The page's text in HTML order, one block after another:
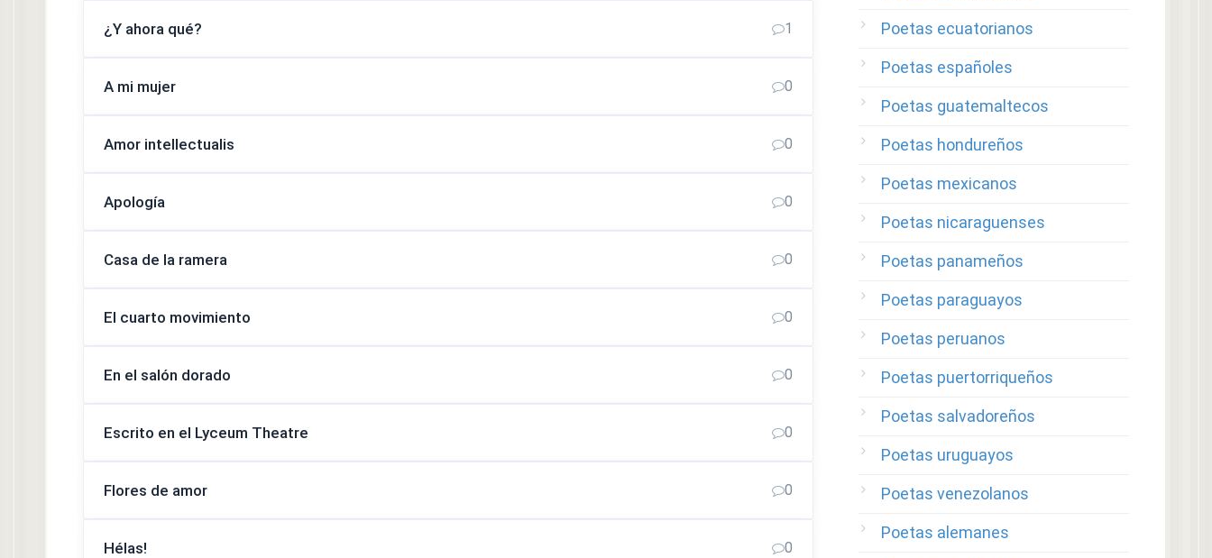
¿Y ahora qué? 1
A mi mujer 0
Amor intellectualis 0
Apología 0
Casa de la ramera 0
El cuarto movimiento 0
En el salón dorado 0
Escrito en el Lyceum Theatre 0
Flores de amor 0
Hélas! 0
Poetas ecuatorianos
Poetas españoles
Poetas guatemaltecos
Poetas hondureños
Poetas mexicanos
Poetas nicaraguenses
Poetas panameños
Poetas paraguayos
Poetas peruanos
Poetas puertorriqueños
Poetas salvadoreños
Poetas uruguayos
Poetas venezolanos
Poetas alemanes